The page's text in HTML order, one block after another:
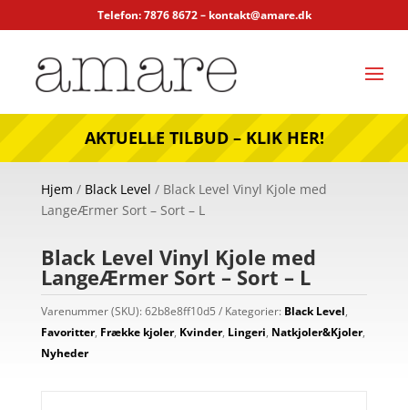
Telefon: 7876 8672 – kontakt@amare.dk
AKTUELLE TILBUD – KLIK HER!
Hjem / Black Level / Black Level Vinyl Kjole med
LangeÆrmer Sort – Sort – L
Black Level Vinyl Kjole med
LangeÆrmer Sort – Sort – L
Varenummer (SKU): 62b8e8ff10d5 Kategorier: Black Level,
Favoritter, Frække kjoler, Kvinder, Lingeri, Natkjoler&Kjoler,
Nyheder